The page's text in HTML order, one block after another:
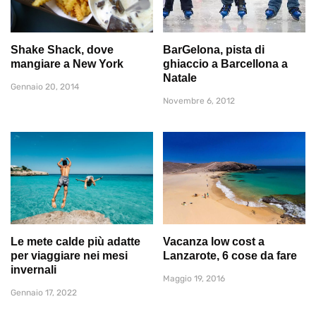
Shake Shack, dove
mangiare a New York
Gennaio 20, 2014
BarGelona, pista di
ghiaccio a Barcellona a
Natale
Novembre 6, 2012
Le mete calde più adatte
per viaggiare nei mesi
invernali
Gennaio 17, 2022
Vacanza low cost a
Lanzarote, 6 cose da fare
Maggio 19, 2016